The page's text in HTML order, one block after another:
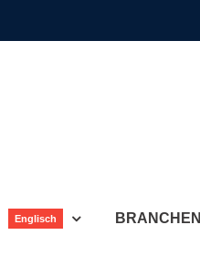
Englisch BRANCHEN